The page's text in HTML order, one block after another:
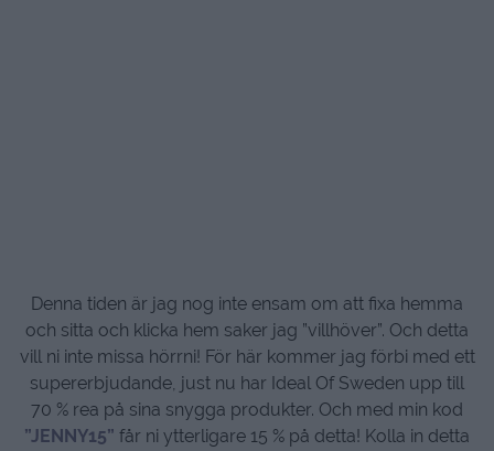
Denna tiden är jag nog inte ensam om att fixa hemma
och sitta och klicka hem saker jag ”villhöver”. Och detta
vill ni inte missa hörrni! För här kommer jag förbi med ett
supererbjudande, just nu har Ideal Of Sweden upp till
70 % rea på sina snygga produkter. Och med min kod
”JENNY15” får ni ytterligare 15 % på detta! Kolla in detta